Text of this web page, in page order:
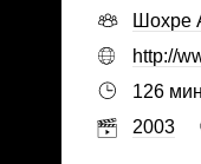
Шохре
http://
126 мин
2003